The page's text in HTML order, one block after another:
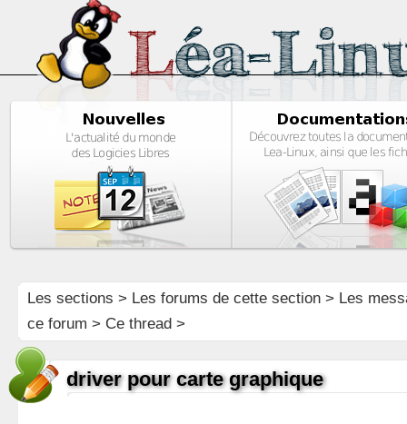
Les sections > Les forums de cette section> Les
ce forum > Ce thread >
driver pour carte graphique